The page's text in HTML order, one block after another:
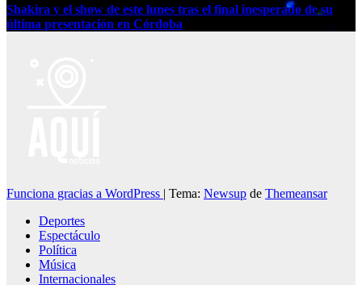
Shakira y el show de este lunes tras el final inesperado de su
última presentación en Córdoba
Funciona gracias a WordPress | Tema: Newsup de Themeansar
Deportes
Espectáculo
Política
Música
Internacionales